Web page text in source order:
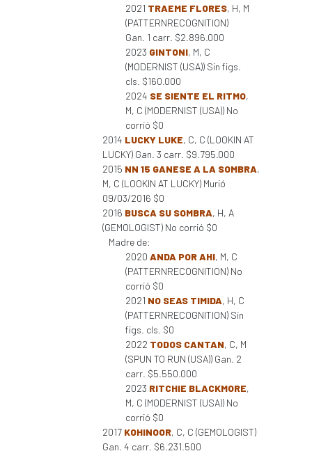
2021 TRAEME FLORES, H, M
(PATTERNRECOGNITION)
Gan. 1 carr. $2.896.000
2023 GINTONI, M, C
(MODERNIST (USA)) Sin figs.
cls. $160.000
2024 SE SIENTE EL RITMO,
M, C (MODERNIST (USA)) No
corrió $0
2014 LUCKY LUKE, C, C (LOOKIN AT
LUCKY) Gan. 3 carr. $9.795.000
2015 NN 15 GANESE A LA SOMBRA,
M, C (LOOKIN AT LUCKY) Murió
09/03/2016 $0
2016 BUSCA SU SOMBRA, H, A
(GEMOLOGIST) No corrió $0
Madre de:
2020 ANDA POR AHI, M, C
(PATTERNRECOGNITION) No
corrió $0
2021 NO SEAS TIMIDA, H, C
(PATTERNRECOGNITION) Sin
figs. cls. $0
2022 TODOS CANTAN, C, M
(SPUN TO RUN (USA)) Gan. 2
carr. $5.550.000
2023 RITCHIE BLACKMORE,
M, C (MODERNIST (USA)) No
corrió $0
2017 KOHINOOR, C, C (GEMOLOGIST)
Gan. 4 carr. $6.231.500